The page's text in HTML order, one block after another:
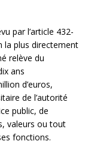
par l’article 432-
la plus directement
relève du
ans
d’euros,
de l’autorité
public, de
valeurs ou tout
fonctions.